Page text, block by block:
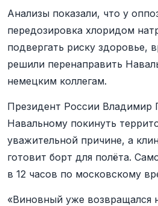
Анализы показали, что у
передозировка хлоридом
подвергать риску здоровье,
решили перенаправить
немецким коллегам.
Президент России Владимир
Навальному покинуть
уважительной причине, а
готовит борт для полёта.
в 12 часов по московскому
«Виновный уже возвращался